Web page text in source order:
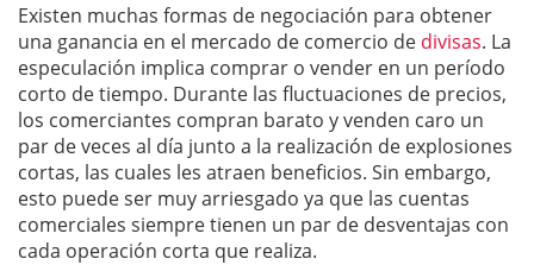
Existen muchas formas de negociación para obtener
una ganancia en el mercado de comercio de divisas. La
especulación implica comprar o vender en un período
corto de tiempo. Durante las fluctuaciones de precios,
los comerciantes compran barato y venden caro un
par de veces al día junto a la realización de explosiones
cortas, las cuales les atraen beneficios. Sin embargo,
esto puede ser muy arriesgado ya que las cuentas
comerciales siempre tienen un par de desventajas con
cada operación corta que realiza.